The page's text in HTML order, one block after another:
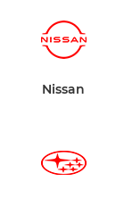
Nissan